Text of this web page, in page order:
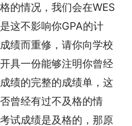
的情况，我们会在WES
这不影响你GPA的计
绩而重修，请你向学校
具一份能够注明你曾经
绩的完整的成绩单，这
曾经有过不及格的情
试成绩是及格的，那原